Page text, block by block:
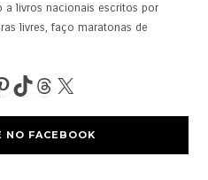
a livros nacionais escritos por
livres, faço maratonas de
NO FACEBOOK